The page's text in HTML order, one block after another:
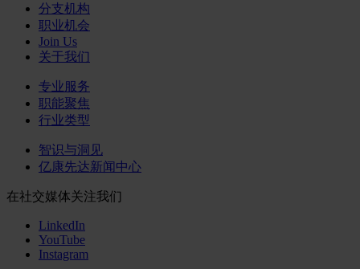
分支机构
职业机会
Join Us
关于我们
专业服务
职能聚焦
行业类型
智识与洞见
亿康先达新闻中心
在社交媒体关注我们
LinkedIn
YouTube
Instagram